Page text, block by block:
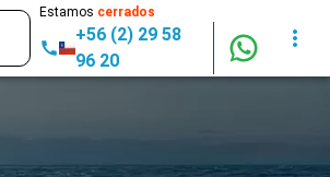
Estamos cerrados
+56 (2) 29 58
96 20